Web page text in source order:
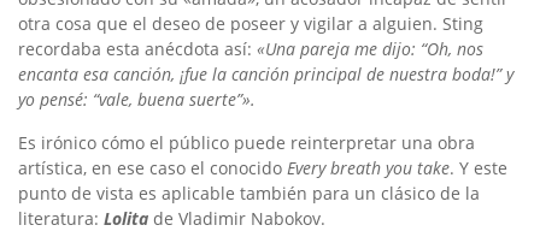
otra cosa que el deseo de poseer y vigilar a alguien. Sting
recordaba esta anécdota así: «Una pareja me dijo: “Oh, nos
encanta esa canción, ¡fue la canción principal de nuestra boda!” y
yo pensé: “vale, buena suerte”».
Es irónico cómo el público puede reinterpretar una obra
artística, en ese caso el conocido Every breath you take. Y este
punto de vista es aplicable también para un clásico de la
literatura: Lolita de Vladimir Nabokov.